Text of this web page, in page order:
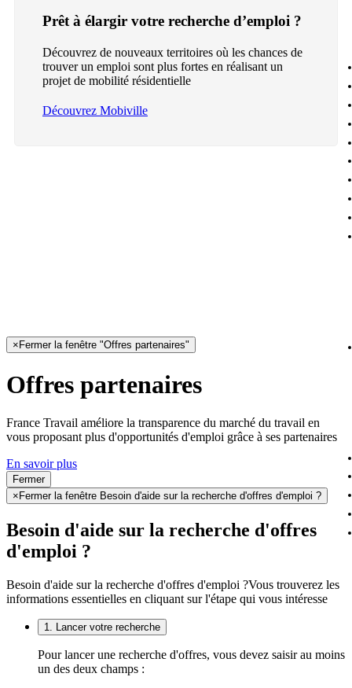
Prêt à élargir votre recherche d’emploi ?
Découvrez de nouveaux territoires où les chances de
trouver un emploi sont plus fortes en réalisant un
projet de mobilité résidentielle
Découvrez Mobiville
× Fermer la fenêtre "Offres partenaires"
Offres partenaires
France Travail améliore la transparence du marché du travail en
vous proposant plus d'opportunités d'emploi grâce à ses partenaires
En savoir plus
Fermer
× Fermer la fenêtre Besoin d'aide sur la recherche d'offres d'emploi ?
Besoin d'aide sur la recherche d'offres
d'emploi ?
Besoin d'aide sur la recherche d'offres d'emploi ?Vous trouverez les
informations essentielles en cliquant sur l'étape qui vous intéresse
1. Lancer votre recherche
Pour lancer une recherche d'offres, vous devez saisir au moins
un des deux champs :